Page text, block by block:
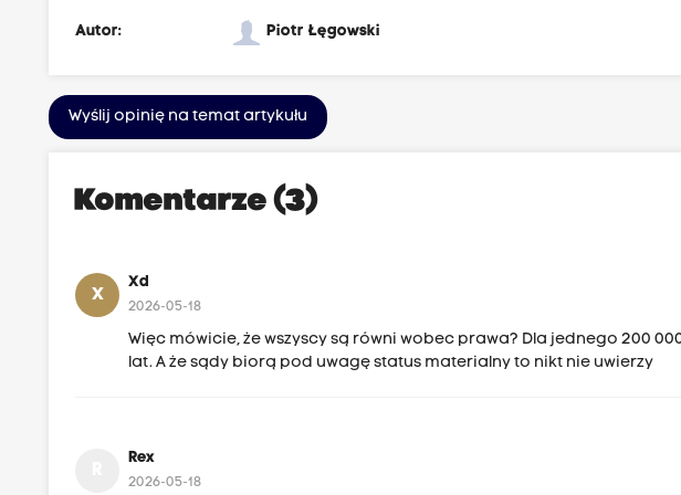
Autor: Piotr Łęgowski
Wyślij opinię na temat artykułu
Komentarze (3)
X
Xd
2026-05-18
Więc mówicie, że wszyscy są równi wobec prawa? Dla jednego 200
lat. A że sądy biorą pod uwagę status materialny to nikt nie uwierzy
Rex
2026-05-18